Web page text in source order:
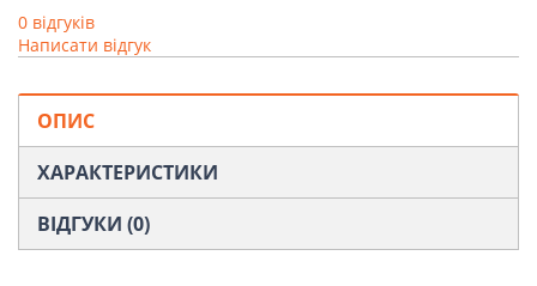
0 відгуків
Написати відгук
ОПИС
ХАРАКТЕРИСТИКИ
ВІДГУКИ (0)